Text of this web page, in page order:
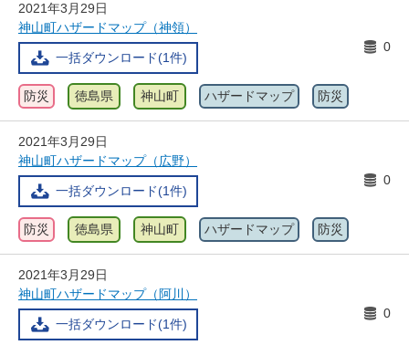
2021年3月29日
神山町ハザードマップ（神領）
一括ダウンロード(1件)
0
防災 徳島県 神山町 ハザードマップ 防災
2021年3月29日
神山町ハザードマップ（広野）
一括ダウンロード(1件)
0
防災 徳島県 神山町 ハザードマップ 防災
2021年3月29日
神山町ハザードマップ（阿川）
一括ダウンロード(1件)
0